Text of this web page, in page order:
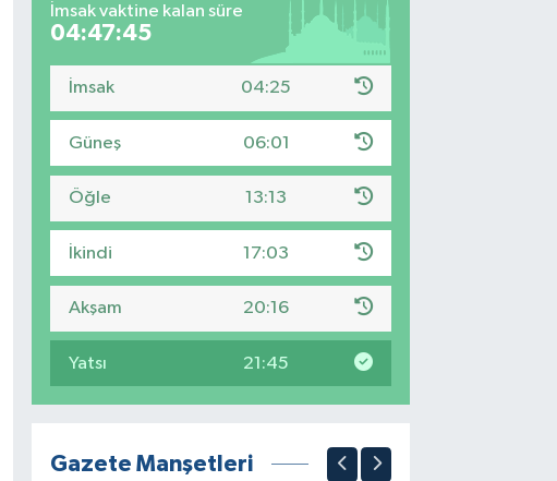
İmsak vaktine kalan süre
04:47:44
İmsak 04:25
Güneş 06:01
Öğle 13:13
İkindi 17:03
Akşam 20:16
Yatsı 21:45
Gazete Manşetleri